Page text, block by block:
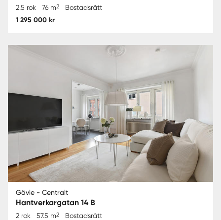
2.5 rok 76 m2 Bostadsrätt
1 295 000 kr
Gävle - Centralt
Hantverkargatan 14 B
2 rok 57.5 m2 Bostadsrätt